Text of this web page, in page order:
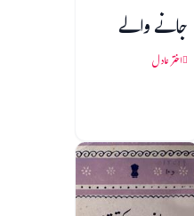
جانے والے
اختر عادل